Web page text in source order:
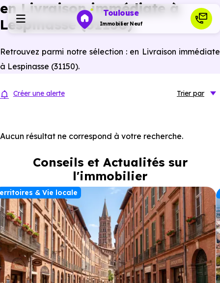
Toulouse
Immobilier Neuf
Programmes neufs
Habiter
Financer
en Livraison immédiate à
Lespinasse (31150)
Retrouvez parmi notre sélection : en Livraison immédiate
à Lespinasse (31150).
Créer une alerte Trier par
Aucun résultat ne correspond à votre recherche.
Conseils et Actualités sur
l'immobilier
& Vie locale